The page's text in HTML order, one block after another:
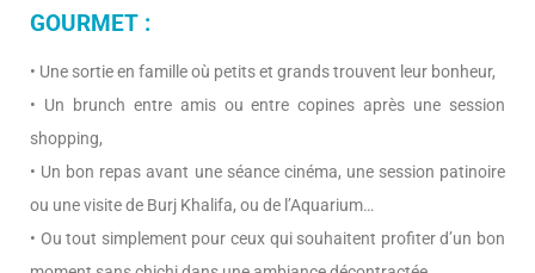
GOURMET :
• Une sortie en famille où petits et grands trouvent leur bonheur,
• Un brunch entre amis ou entre copines après une session
shopping,
• Un bon repas avant une séance cinéma, une session patinoire
ou une visite de Burj Khalifa, ou de l’Aquarium…
• Ou tout simplement pour ceux qui souhaitent profiter d’un bon